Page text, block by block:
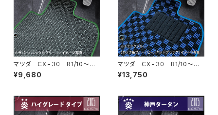
マツダ ＣＸ−３０ R1/10〜
DM系 フロアマット一式 カー
マット 防水 ラバータイプ
¥9,680
マツダ ＣＸ−３０ R1/10〜
DM系 フロアマット一式 カー
マット スタンダードタイプ
¥13,750